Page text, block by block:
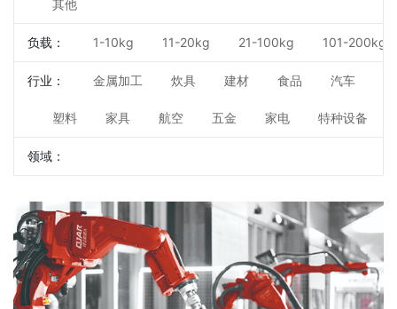
其他
负载： 1-10kg 11-20kg 21-100kg 101-200kg
行业： 金属加工 炊具 建材 食品 汽车
塑料 家具 航空 五金 家电 特种设备
领域：